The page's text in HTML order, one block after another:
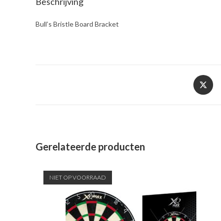
Bull’s Bristle Board Bracket
Opent
in
Gerelateerde producten
NIET OP VOORRAAD